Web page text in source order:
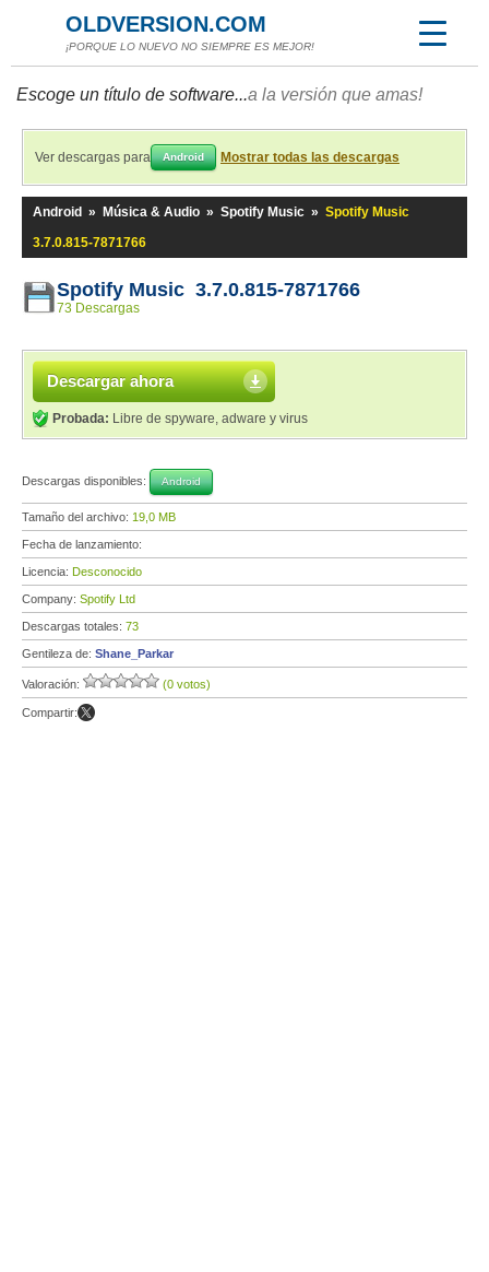
OLDVERSION.COM
¡PORQUE LO NUEVO NO SIEMPRE ES MEJOR!
Escoge un título de software...a la versión que amas!
Ver descargas para Android Mostrar todas las descargas
Android » Música & Audio » Spotify Music » Spotify Music
3.7.0.815-7871766
Spotify Music 3.7.0.815-7871766
73 Descargas
Descargar ahora
Probada: Libre de spyware, adware y virus
Descargas disponibles: Android
Tamaño del archivo: 19,0 MB
Fecha de lanzamiento:
Licencia: Desconocido
Company: Spotify Ltd
Descargas totales: 73
Gentileza de: Shane_Parkar
Valoración: (0 votos)
Compartir: